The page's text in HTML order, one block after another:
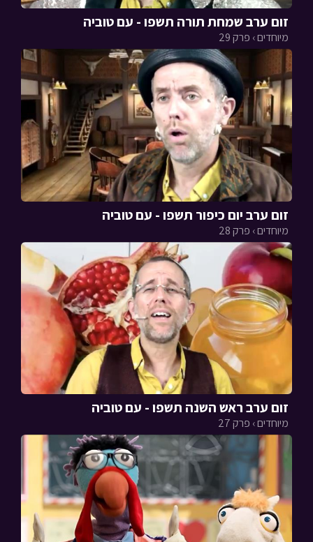
זום ערב שמחת תורה תשפו - עם טוביה
מיוחדים › פרק 29
זום ערב יום כיפור תשפו - עם טוביה
מיוחדים › פרק 28
זום ערב ראש השנה תשפו - עם טוביה
מיוחדים › פרק 27